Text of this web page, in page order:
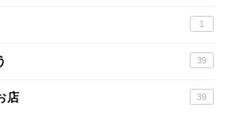
1
39
店 39